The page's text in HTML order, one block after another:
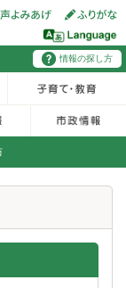
情報の探し方